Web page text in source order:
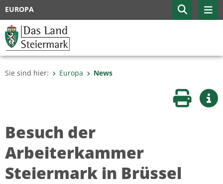
EUROPA
Sie sind hier: Europa News
Seite
Besuch der
Arbeiterkammer
Steiermark in Brüssel